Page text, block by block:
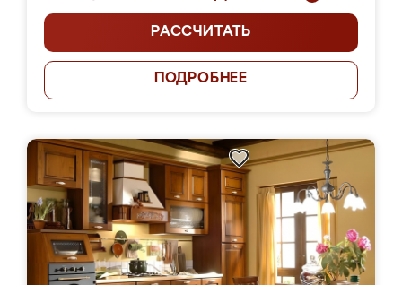
РАССЧИТАТЬ
ПОДРОБНЕЕ